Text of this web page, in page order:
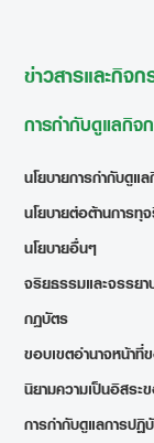
ข่าวสารและกิจ
การกำกับดูแลกิจ
นโยบายการกำกับดูแ
นโยบายต่อต้านการ
นโยบายอื่นๆ
จริยธรรมและจรร
กฎบัตร
ขอบเขตอำนาจหน้า
นิยามความเป็นอิสระ
การกำกับดูแลการปฏิ